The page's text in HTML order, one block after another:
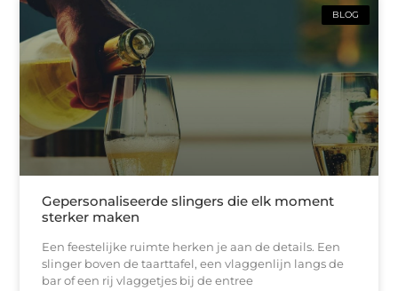
BLOG
Gepersonaliseerde slingers die elk moment
sterker maken
Een feestelijke ruimte herken je aan de details. Een
slinger boven de taarttafel, een vlaggenlijn langs de
bar of een rij vlaggetjes bij de entree